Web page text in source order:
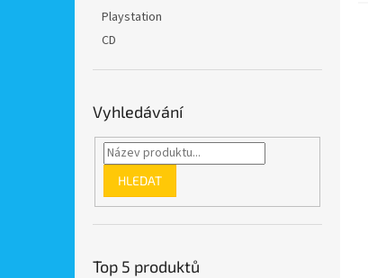
Playstation
CD
Vyhledávání
HLEDAT
Top 5 produktů